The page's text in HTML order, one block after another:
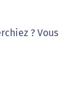
? Vous